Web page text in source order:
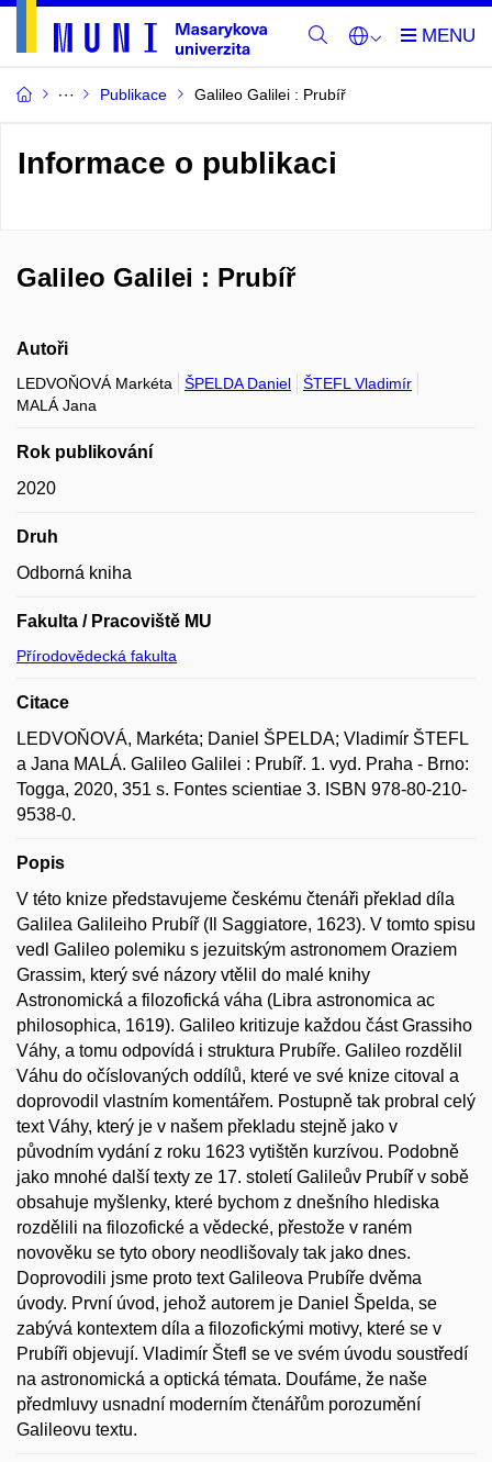
Publikace Galileo Galilei : Prubíř
Informace o publikaci
Galileo Galilei : Prubíř
Autoři
LEDVOŇOVÁ Markéta ŠPELDA Daniel
ŠTEFL Vladimír
MALÁ Jana
Rok publikování
2020
Druh
Odborná kniha
Fakulta / Pracoviště MU
Přírodovědecká fakulta
Citace
LEDVOŇOVÁ, Markéta; Daniel ŠPELDA; Vladimír ŠTEFL
a Jana MALÁ. Galileo Galilei : Prubíř. 1. vyd. Praha - Brno:
Togga, 2020, 351 s. Fontes scientiae 3. ISBN 978-80-210-
9538-0.
Popis
V této knize představujeme českému čtenáři překlad díla
Galilea Galileiho Prubíř (Il Saggiatore, 1623). V tomto spisu
vedl Galileo polemiku s jezuitským astronomem Oraziem
Grassim, který své názory vtělil do malé knihy
Astronomická a filozofická váha (Libra astronomica ac
philosophica, 1619). Galileo kritizuje každou část Grassiho
Váhy, a tomu odpovídá i struktura Prubíře. Galileo rozdělil
Váhu do očíslovaných oddílů, které ve své knize citoval a
doprovodil vlastním komentářem. Postupně tak probral celý
text Váhy, který je v našem překladu stejně jako v
původním vydání z roku 1623 vytištěn kurzívou. Podobně
jako mnohé další texty ze 17. století Galileův Prubíř v sobě
obsahuje myšlenky, které bychom z dnešního hlediska
rozdělili na filozofické a vědecké, přestože v raném
novověku se tyto obory neodlišovaly tak jako dnes.
Doprovodili jsme proto text Galileova Prubíře dvěma
úvody. První úvod, jehož autorem je Daniel Špelda, se
zabývá kontextem díla a filozofickými motivy, které se v
Prubíři objevují. Vladimír Štefl se ve svém úvodu soustředí
na astronomická a optická témata. Doufáme, že naše
předmluvy usnadní moderním čtenářům porozumění
Galileovu textu.